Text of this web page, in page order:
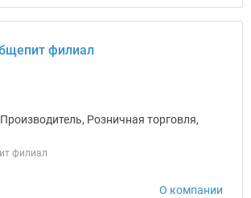
филиал
Розничная торговля,
филиал
О компании